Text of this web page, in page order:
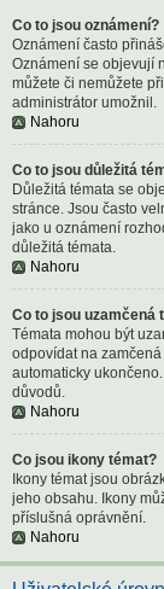
Co to jsou oznámení?
Oznámení často
Oznámení se objevují
můžete či nemůžete
administrátor umožnil.
Nahoru
Co to jsou důležitá
Důležitá témata se
stránce. Jsou často
jako u oznámení
důležitá témata.
Nahoru
Co to jsou uzamčená
Témata mohou být
odpovídat na
automaticky
důvodů.
Nahoru
Co jsou ikony témat?
Ikony témat jsou
jeho obsahu. Ikony
příslušná oprávnění.
Nahoru